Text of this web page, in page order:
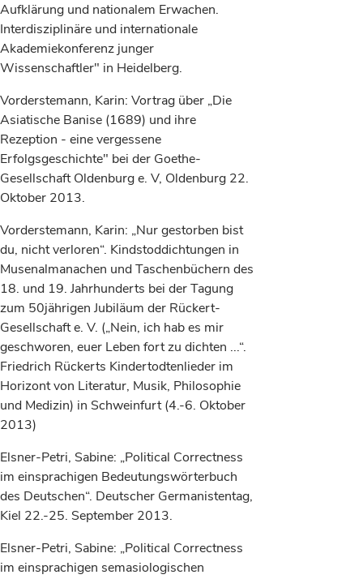
Aufklärung und nationalem Erwachen.
Interdisziplinäre und internationale
Akademiekonferenz junger
Wissenschaftler" in Heidelberg.
Vorderstemann, Karin: Vortrag über „Die
Asiatische Banise (1689) und ihre
Rezeption - eine vergessene
Erfolgsgeschichte" bei der Goethe-
Gesellschaft Oldenburg e. V, Oldenburg 22.
Oktober 2013.
Vorderstemann, Karin: „Nur gestorben bist
du, nicht verloren“. Kindstoddichtungen in
Musenalmanachen und Taschenbüchern des
18. und 19. Jahrhunderts bei der Tagung
zum 50jährigen Jubiläum der Rückert-
Gesellschaft e. V. („Nein, ich hab es mir
geschworen, euer Leben fort zu dichten ...“.
Friedrich Rückerts Kindertodtenlieder im
Horizont von Literatur, Musik, Philosophie
und Medizin) in Schweinfurt (4.-6. Oktober
2013)
Elsner-Petri, Sabine: „Political Correctness
im einsprachigen Bedeutungswörterbuch
des Deutschen“. Deutscher Germanistentag,
Kiel 22.-25. September 2013.
Elsner-Petri, Sabine: „Political Correctness
im einsprachigen semasiologischen